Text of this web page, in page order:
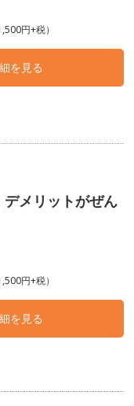
円+税）
を見る
メリットがぜん
円+税）
を見る